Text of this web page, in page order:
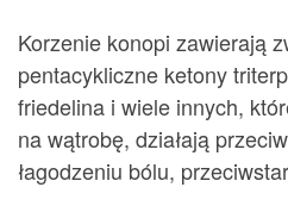
Korzenie konopi zawierają
pentacykliczne ketony
friedelina i wiele innych,
na wątrobę, działają
łagodzeniu bólu,